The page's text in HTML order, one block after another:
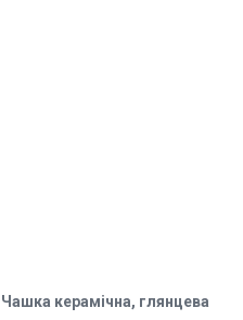
Чашка керамічна, глянцева